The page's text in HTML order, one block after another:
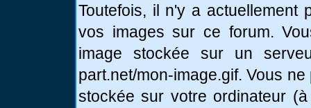
Toutefois, il n'y a actuellement
vos images sur ce forum.
image stockée sur un
part.net/mon-image.gif. Vous
stockée sur votre ordinateur